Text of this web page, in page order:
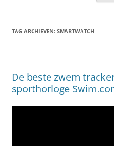
TAG ARCHIEVEN: SMARTWATCH
De beste zwem
sporthorloge